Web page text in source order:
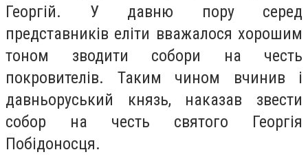
Георгій. У давню пору серед
представників еліти вважалося хорошим
тоном зводити собори на честь
покровителів. Таким чином вчинив і
давньоруський князь, наказав звести
собор на честь святого Георгія
Побідоносця.